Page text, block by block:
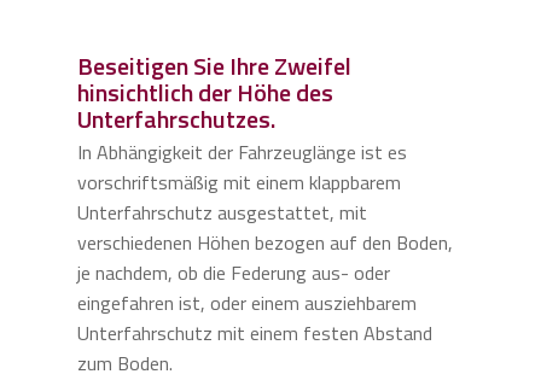
Beseitigen Sie Ihre Zweifel
hinsichtlich der Höhe des
Unterfahrschutzes.
In Abhängigkeit der Fahrzeuglänge ist es
vorschriftsmäßig mit einem klappbarem
Unterfahrschutz ausgestattet, mit
verschiedenen Höhen bezogen auf den Boden,
je nachdem, ob die Federung aus- oder
eingefahren ist, oder einem ausziehbarem
Unterfahrschutz mit einem festen Abstand
zum Boden.